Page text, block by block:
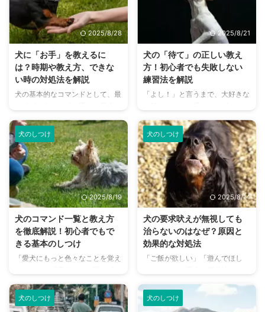
2025/8/28
犬に「お手」を教えるに
は？時期や教え方、できな
い時の対処法を解説
犬の基本的なコマンドとして、最
飼い主さんの手のひらにちょこん
と前足を乗せてくれる姿は、とて
も愛らしく、犬との絆を深める素
敵なコミュニケーションのひとつ
です。 しかし、いざ教えようと
思っても、「どうやって教えれば
いいの？」「うちの子はなかなか
覚えてくれない…」と悩む方もい
るのではないでしょうか。 この
記事では、犬に「お手」を教える
ための正しい方法や、つまずきや
すいポイントとその解決策を、初
心者の方にも分かりやすく解説し
は、子犬期から教えるのが最適 ...
2025/8/21
犬の「待て」の正しい教え
方！初心者でも失敗しない
練習法を解説
「よし！」と言うまで、大好きな
と待つ愛犬の姿はとてもかわいら
しいものです。 犬に「待て」を
教えることは、単なる芸ではな
く、愛犬の安全を守るために非常
に重要なコマンドです。しかし、
犬の性格や状況によっては、なか
なかスムーズにいかないこともあ
ります。 この記事では、犬のし
つけに不慣れな初心者の方でも実
践できる「待て」の教え方を、分
かりやすく解説します。 この記
事の結論 「待て」は犬の安全を
守るための必須コマンドであり、
つけの基本は褒めて伸ばすことで
あ ...
犬のしつけ
2025/8/19
犬のコマンド一覧と教え方
を徹底解説！初心者でもで
きる基本のしつけ
「愛犬にもっと色々なことを覚え
困っている…」。そんな悩みを抱
えている飼い主さんは多いのでは
ないでしょうか。 犬にコマンド
犬のしつけ
2025/8/14
犬の要求吠えが無視しても
治らないのはなぜ？原因と
効果的な対処法
「ご飯が欲しい」「遊んでほし
は無視すれば治る」とよく言われ
ますが、どれだけ無視しても治ら
犬のしつけ 犬のしつけ